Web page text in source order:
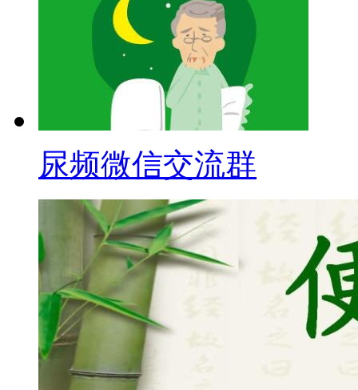
尿频微信交流群